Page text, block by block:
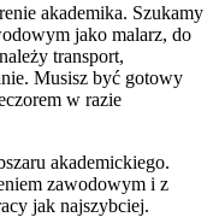
akademika. Szukamy
jako malarz, do
transport,
Musisz być gotowy
w razie
akademickiego.
zawodowym i z
jak najszybciej.